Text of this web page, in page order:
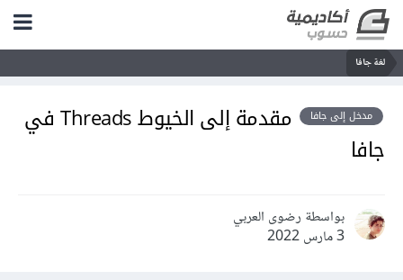
لغة جافا
مدخل إلى جافا
مقدمة إلى الخيوط Threads في
جافا
بواسطة رضوى العربي
3 مارس 2022